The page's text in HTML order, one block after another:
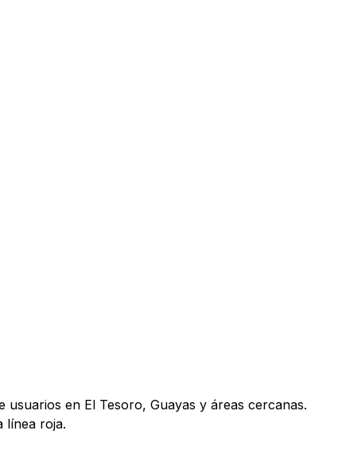
en El Tesoro, Guayas y áreas cercanas.
línea roja.